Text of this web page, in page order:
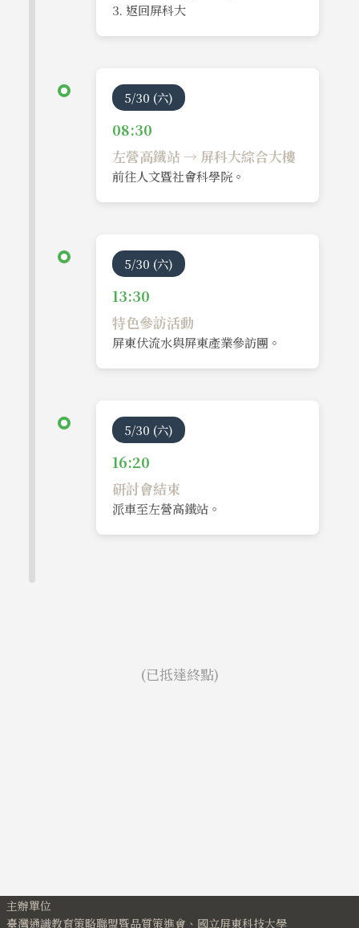
3. 返回屏科大
5/30 (六)
08:30
左營高鐵站 → 屏科大綜合大樓
前往人文暨社會科學院。
5/30 (六)
13:30
特色參訪活動
屏東伏流水與屏東產業參訪團。
5/30 (六)
16:20
研討會結束
派車至左營高鐵站。
(已抵達終點)
主辦單位
臺灣通識教育策略聯盟暨品質策進會、國立屏東科技大學